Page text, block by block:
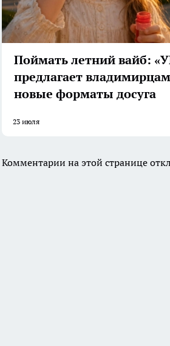
Поймать летний вайб:
предлагает
новые форматы досуга
23 июля
Комментарии на этой странице